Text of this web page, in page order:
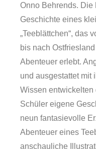
Onno Behrends. Die
Geschichte eines
„Teeblättchen“, das
bis nach
Abenteuer erlebt.
und ausgestattet mit
Wissen
Schüler eigene
neun fantasievolle
Abenteuer eines
anschauliche